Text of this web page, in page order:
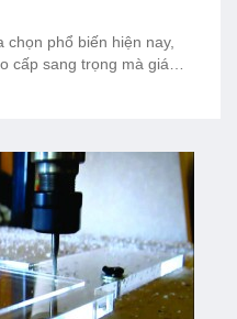
chọn phổ biến hiện nay,
cấp sang trọng mà giá